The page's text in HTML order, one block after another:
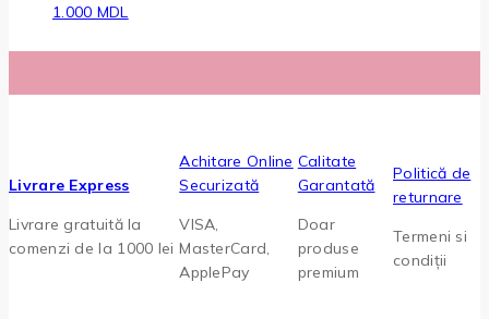
1.000 MDL
Livrare Express
Livrare gratuită la
comenzi de la 1000 lei
Achitare Online
Securizată
VISA,
MasterCard,
ApplePay
Calitate
Garantată
Doar
produse
premium
Politică de
returnare
Termeni si
condiții